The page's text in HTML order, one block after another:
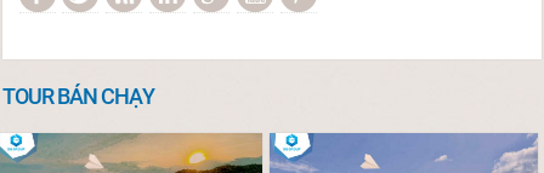
TOUR BÁN CHẠY